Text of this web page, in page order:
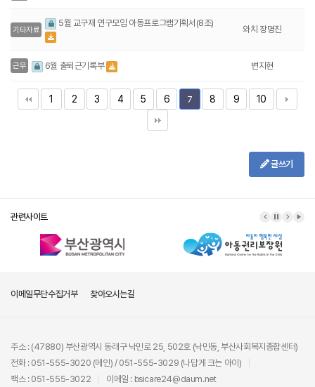
기타자료
5월 교구재 연구모임 아동프로그램기획서(8조)
와치 장명진
근무 6월 출퇴근기록부 변지현
1 2 3 4 5 6 7 8 9 10
글쓰기
관련사이트
이메일무단수집거부 찾아오시는길
주소 : (47880) 부산광역시 동래구 낙민로 25, 502호 (낙민동, 부산사회복지종합센터)
전화 : 051-555-3020 (메인) / 051-555-3029 (나답게 크는 아이)
팩스 : 051-555-3022
이메일 : bsicare24@daum.net